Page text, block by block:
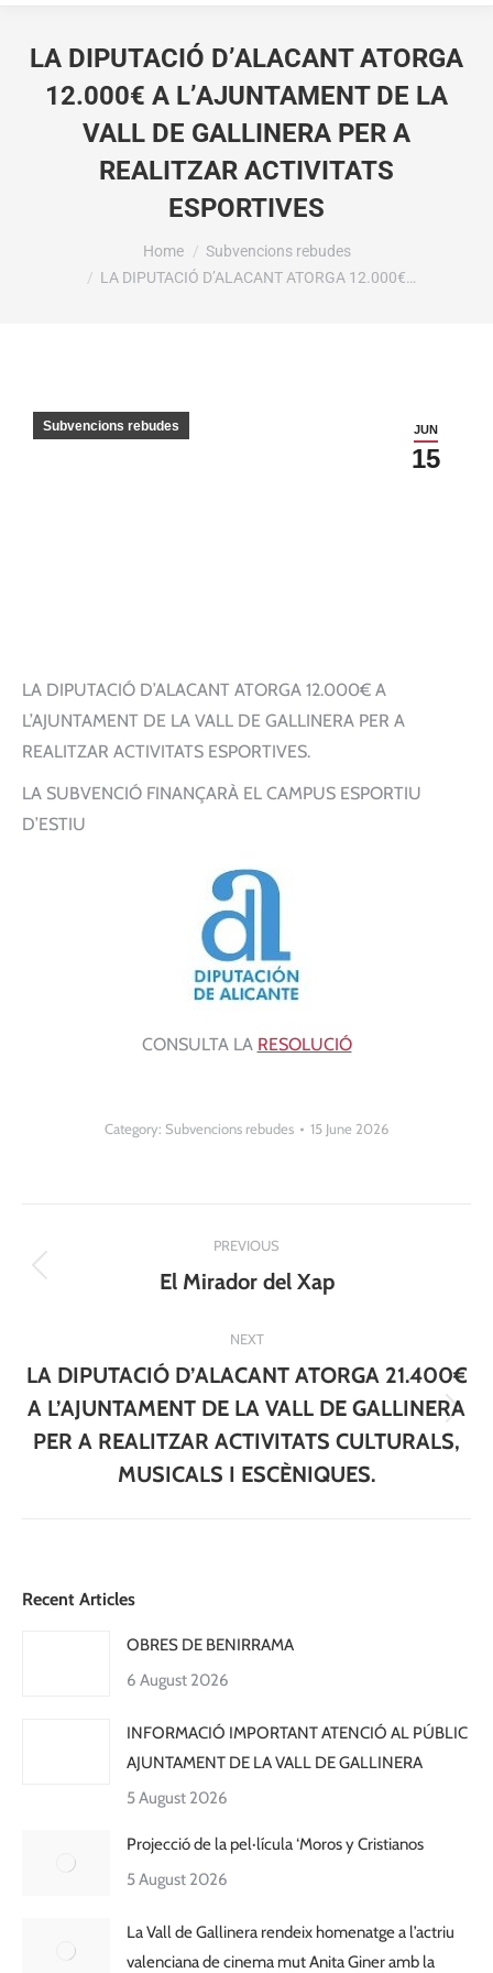
LA DIPUTACIÓ D’ALACANT ATORGA
12.000€ A L’AJUNTAMENT DE LA
VALL DE GALLINERA PER A
REALITZAR ACTIVITATS
ESPORTIVES
Home
Subvencions rebudes
LA DIPUTACIÓ D’ALACANT ATORGA 12.000€…
JUN
15
Subvencions rebudes
LA DIPUTACIÓ D’ALACANT ATORGA 12.000€ A
L’AJUNTAMENT DE LA VALL DE GALLINERA PER A
REALITZAR ACTIVITATS ESPORTIVES.
LA SUBVENCIÓ FINANÇARÀ EL CAMPUS ESPORTIU
D’ESTIU
CONSULTA LA RESOLUCIÓ
Category: Subvencions rebudes 15 June 2026
navigation
PREVIOUS
Previous
El Mirador del Xap
NEXT
Next
post:
LA DIPUTACIÓ D’ALACANT ATORGA 21.400€
A L’AJUNTAMENT DE LA VALL DE GALLINERA
PER A REALITZAR ACTIVITATS CULTURALS,
MUSICALS I ESCÈNIQUES.
Recent Articles
OBRES DE BENIRRAMA
6 August 2026
INFORMACIÓ IMPORTANT ATENCIÓ AL PÚBLIC
AJUNTAMENT DE LA VALL DE GALLINERA
5 August 2026
Projecció de la pel·lícula ‘Moros y Cristianos
5 August 2026
La Vall de Gallinera rendeix homenatge a l’actriu
valenciana de cinema mut Anita Giner amb la